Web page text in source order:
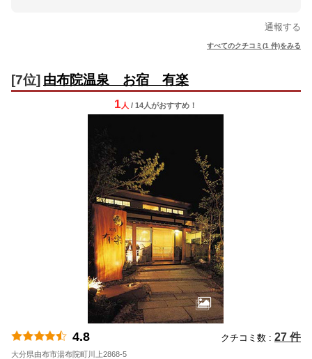
通報する
すべてのクチコミ(1 件)をみる
[7位] 由布院温泉 お宿 有楽
1 人 / 14人がおすすめ！
4.8 クチコミ数 : 27 件
大分県由布市湯布院町川上2868-5